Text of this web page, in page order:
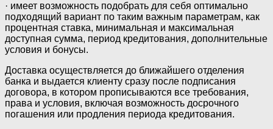
· имеет возможность подобрать для себя оптимально
подходящий вариант по таким важным параметрам, как
процентная ставка, минимальная и максимальная
доступная сумма, период кредитования, дополнительные
условия и бонусы.
Доставка осуществляется до ближайшего отделения
банка и выдается клиенту сразу после подписания
договора, в котором прописываются все требования,
права и условия, включая возможность досрочного
погашения или продления периода кредитования.